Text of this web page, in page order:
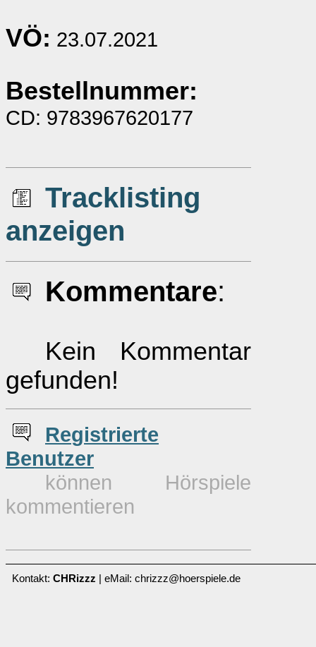
VÖ: 23.07.2021
Bestellnummer:
CD: 9783967620177
Tracklisting
anzeigen
Kommentare:
Kein Kommentar
gefunden!
Registrierte
Benutzer
können Hörspiele
kommentieren
Kontakt: CHRizzz | eMail: chrizzz@hoerspiele.de